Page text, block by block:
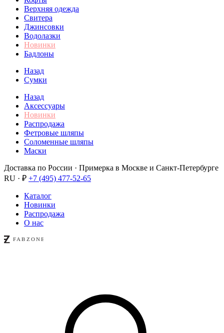
Верхняя одежда
Свитера
Джинсовки
Водолазки
Новинки
Бадлоны
Назад
Сумки
Назад
Аксессуары
Новинки
Распродажа
Фетровые шляпы
Соломенные шляпы
Маски
Доставка по России · Примерка в Москве и Санкт-Петербурге
RU · ₽ +7 (495) 477-52-65
Каталог
Новинки
Распродажа
О нас